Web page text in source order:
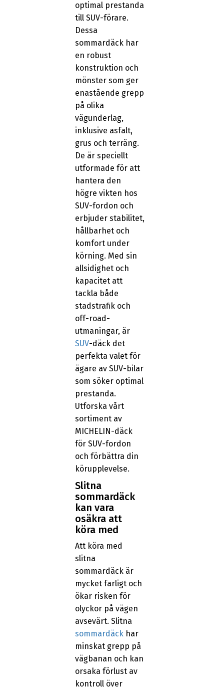
optimal prestanda
till SUV-förare.
Dessa
sommardäck har
en robust
konstruktion och
mönster som ger
enastående grepp
på olika
vägunderlag,
inklusive asfalt,
grus och terräng.
De är speciellt
utformade för att
hantera den
högre vikten hos
SUV-fordon och
erbjuder stabilitet,
hållbarhet och
komfort under
körning. Med sin
allsidighet och
kapacitet att
tackla både
stadstrafik och
off-road-
utmaningar, är
SUV-däck det
perfekta valet för
ägare av SUV-bilar
som söker optimal
prestanda.
Utforska vårt
sortiment av
MICHELIN-däck
för SUV-fordon
och förbättra din
körupplevelse.
Slitna
sommardäck
kan vara
osäkra att
köra med
Att köra med
slitna
sommardäck är
mycket farligt och
ökar risken för
olyckor på vägen
avsevärt. Slitna
sommardäck har
minskat grepp på
vägbanan och kan
orsaka förlust av
kontroll över